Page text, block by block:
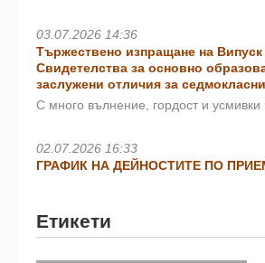
03.07.2026 14:36
Тържествено изпращане на Випуск
Свидетелства за основно
заслужени отличия за
С много вълнение, гордост и
02.07.2026 16:33
ГРАФИК НА ДЕЙНОСТИТЕ ПО
Етикети